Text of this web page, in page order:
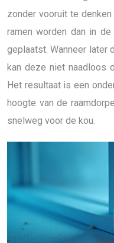
zonder vooruit te
ramen worden dan in
geplaatst. Wanneer later
kan deze niet naadloos
Het resultaat is een
hoogte van de
snelweg voor de kou.